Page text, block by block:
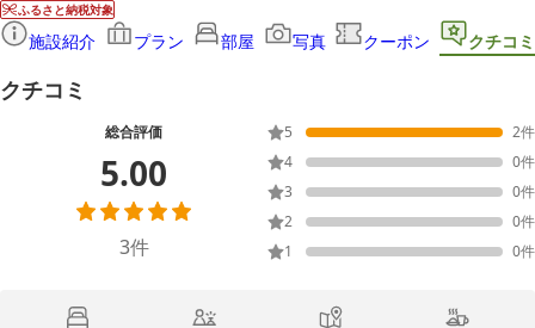
ふるさと納税対象
施設紹介 プラン 部屋 写真 クーポン クチコミ
クチコミ
総合評価
5.00
3件
5 2件
4
0件
3
0件
2
0件
1
0件